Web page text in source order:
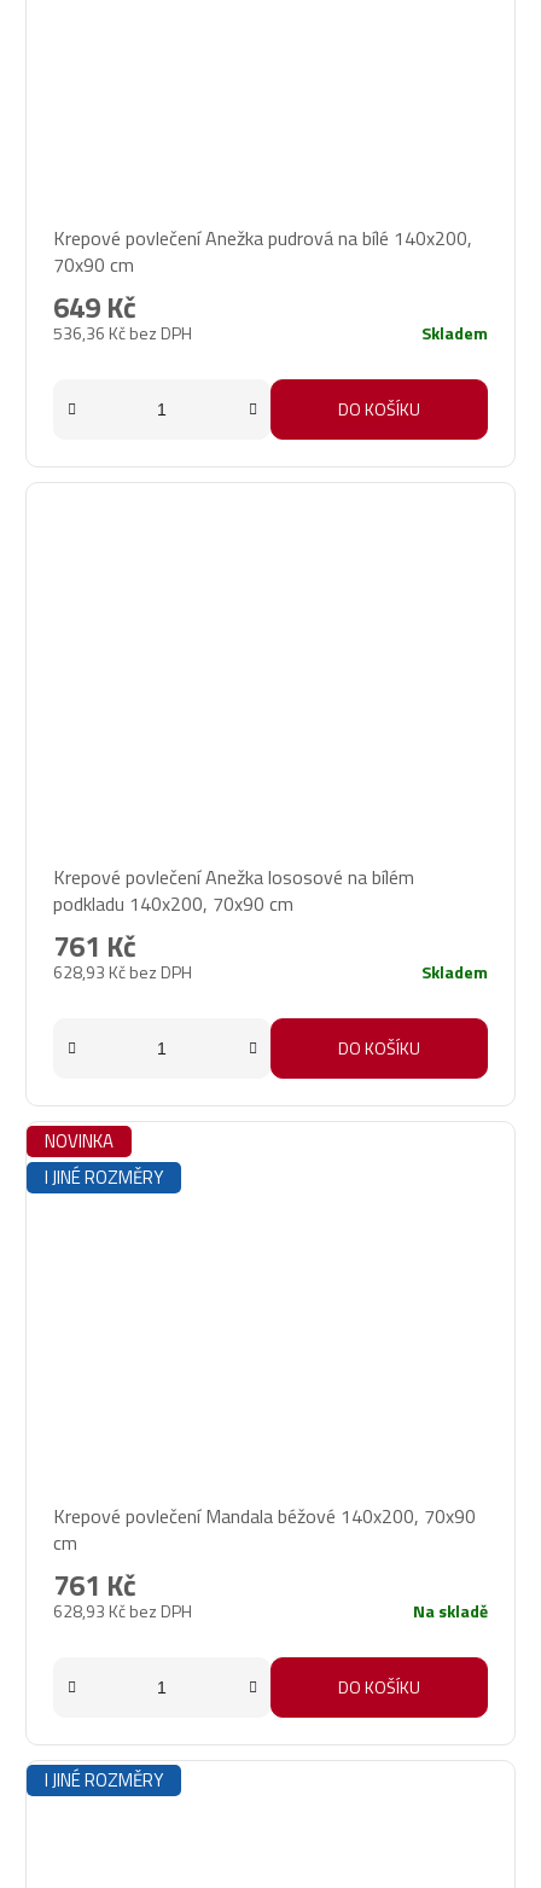
hodnocení
produktu
je
5,0
hvězdiček.
Krepové povlečení Anežka pudrová na bílé 140x200,
70x90 cm
536,36 Kč bez DPH
649 Kč
Skladem
DO KOŠÍKU
Krepové povlečení Anežka lososové na bílém
podkladu 140x200, 70x90 cm
628,93 Kč bez DPH
761 Kč
Skladem
DO KOŠÍKU
NOVINKA
I JINÉ ROZMĚRY
Krepové povlečení Mandala béžové 140x200, 70x90
cm
628,93 Kč bez DPH
761 Kč
Na skladě
DO KOŠÍKU
I JINÉ ROZMĚRY